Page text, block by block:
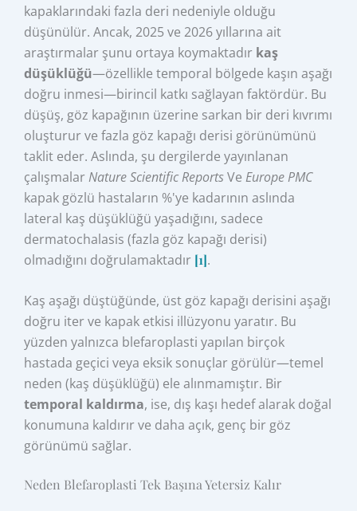
kapaklarındaki fazla deri nedeniyle olduğu
düşünülür. Ancak, 2025 ve 2026 yıllarına ait
araştırmalar şunu ortaya koymaktadır kaş
düşüklüğü—özellikle temporal bölgede kaşın aşağı
doğru inmesi—birincil katkı sağlayan faktördür. Bu
düşüş, göz kapağının üzerine sarkan bir deri kıvrımı
oluşturur ve fazla göz kapağı derisi görünümünü
taklit eder. Aslında, şu dergilerde yayınlanan
çalışmalarNature Scientific ReportsVeEurope PMC
kapak gözlü hastaların %'ye kadarının aslında
lateral kaş düşüklüğü yaşadığını, sadece
dermatochalasis (fazla göz kapağı derisi)
olmadığını doğrulamaktadır [1].
Kaş aşağı düştüğünde, üst göz kapağı derisini aşağı
doğru iter ve kapak etkisi illüzyonu yaratır. Bu
yüzden yalnızca blefaroplasti yapılan birçok
hastada geçici veya eksik sonuçlar görülür—temel
neden (kaş düşüklüğü) ele alınmamıştır. Bir
temporal kaldırma, ise, dış kaşı hedef alarak doğal
konumuna kaldırır ve daha açık, genç bir göz
görünümü sağlar.
Neden Blefaroplasti Tek Başına Yetersiz Kalır